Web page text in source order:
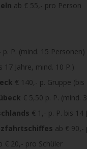
ab € 55,- pro Person
p. P. (mind. 15 Personen)
17 Jahre, mind. 10 P.)
€ 140,- p. Gruppe
€ 5,50 p. P. (mind.
€ 1,- p. P. bis 14
ab € 90,-
€ 20,- pro Schüler